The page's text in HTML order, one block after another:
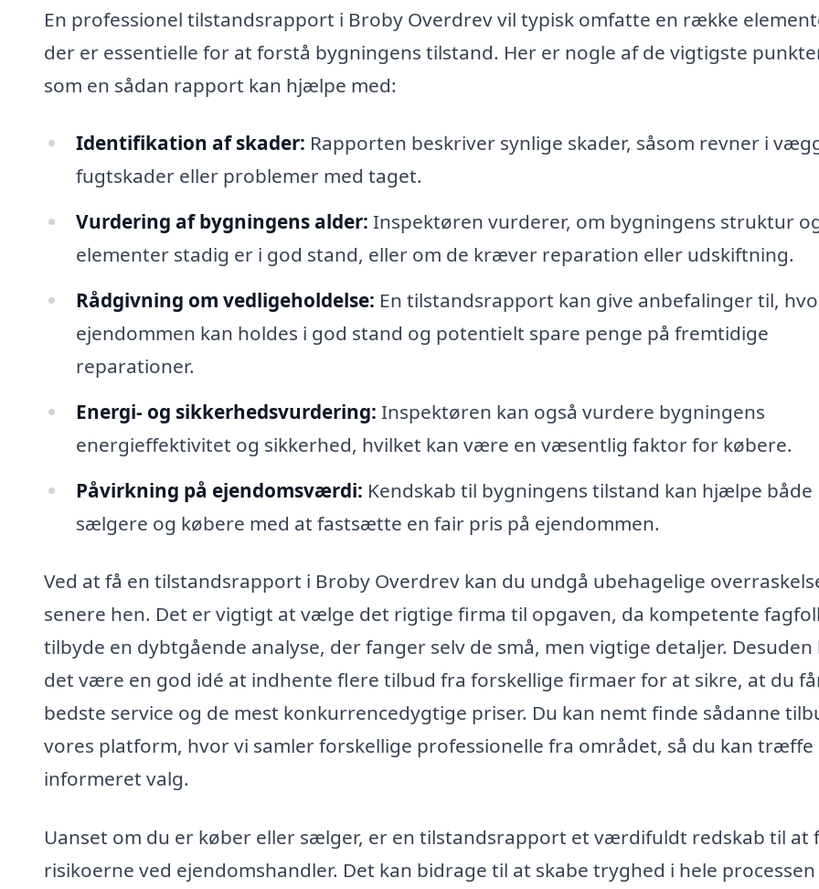
En professionel tilstandsrapport i Broby Overdrev vil typisk omfatte en række
der er essentielle for at forstå bygningens tilstand. Her er nogle af de vigtigste
som en sådan rapport kan hjælpe med:
Identifikation af skader: Rapporten beskriver synlige skader, såsom revner i
fugtskader eller problemer med taget.
Vurdering af bygningens alder: Inspektøren vurderer, om bygningens struktur
elementer stadig er i god stand, eller om de kræver reparation eller udskiftning.
Rådgivning om vedligeholdelse: En tilstandsrapport kan give anbefalinger til,
ejendommen kan holdes i god stand og potentielt spare penge på fremtidige
reparationer.
Energi- og sikkerhedsvurdering: Inspektøren kan også vurdere bygningens
energieffektivitet og sikkerhed, hvilket kan være en væsentlig faktor for købere.
Påvirkning på ejendomsværdi: Kendskab til bygningens tilstand kan hjælpe både
sælgere og købere med at fastsætte en fair pris på ejendommen.
Ved at få en tilstandsrapport i Broby Overdrev kan du undgå ubehagelige
senere hen. Det er vigtigt at vælge det rigtige firma til opgaven, da kompetente
tilbyde en dybtgående analyse, der fanger selv de små, men vigtige detaljer. Desuden
det være en god idé at indhente flere tilbud fra forskellige firmaer for at sikre, at du
bedste service og de mest konkurrencedygtige priser. Du kan nemt finde sådanne
vores platform, hvor vi samler forskellige professionelle fra området, så du kan træffe
informeret valg.
Uanset om du er køber eller sælger, er en tilstandsrapport et værdifuldt redskab til at
risikoerne ved ejendomshandler. Det kan bidrage til at skabe tryghed i hele processen